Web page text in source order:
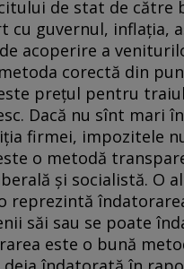
de stat de către
guvernul, inflaţia,
acoperire a
corectă din
preţul pentru
Dacă nu sînt mari
firmei, impozitele
o metodă
şi socialistă. O
reprezintă
săi sau se poate
este o bună